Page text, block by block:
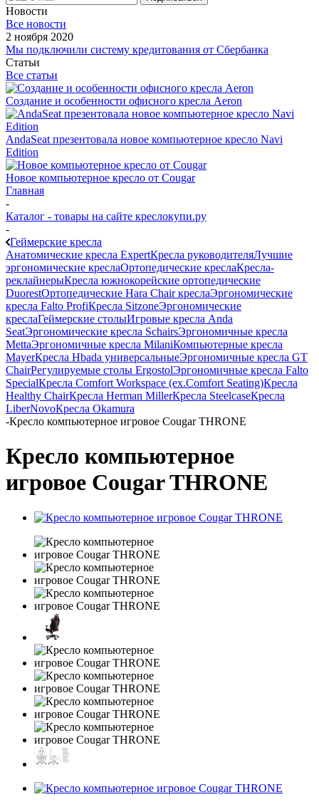
Новости
Все новости
2 ноября 2020
Мы подключили систему кредитования от Сбербанка
Статьи
Все статьи
Создание и особенности офисного кресла Aeron
AndaSeat презентовала новое компьютерное кресло Navi
Edition
Новое компьютерное кресло от Cougar
Главная
-
Каталог - товары на сайте креслокупи.ру
-
Геймерские кресла
Анатомические кресла ExpertКресла руководителяЛучшие
эргономические креслаОртопедические креслаКресла-
реклайнерыКресла южнокорейские ортопедические
DuorestОртопедические Hara Chair креслаЭргономические
кресла Falto ProfiКресла SitzoneЭргономические
креслаГеймерские столыИгровые кресла Anda
SeatЭргономические кресла SchairsЭргономичные кресла
MettaЭргономичные кресла MilaniКомпьютерные кресла
MayerКресла Hbada универсальныеЭргономичные кресла GT
ChairРегулируемые столы ErgostolЭргономичные кресла Falto
SpecialКресла Comfort Workspace (ex.Comfort Seating)Кресла
Healthy ChairКресла Herman MillerКресла SteelcaseКресла
LiberNovoКресла Okamura
-Кресло компьютерное игровое Cougar THRONE
Кресло компьютерное
игровое Cougar THRONE